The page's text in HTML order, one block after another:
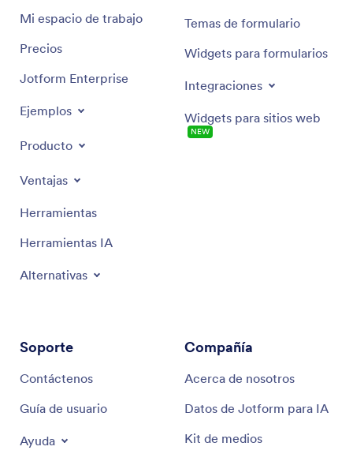
Mi espacio de trabajo
Precios
Jotform Enterprise
Ejemplos
Producto
Ventajas
Herramientas
Herramientas IA
Alternativas
Temas de formulario
Widgets para formularios
Integraciones
Widgets para sitios web
NEW
Soporte
Contáctenos
Guía de usuario
Ayuda
Compañía
Acerca de nosotros
Datos de Jotform para IA
Kit de medios